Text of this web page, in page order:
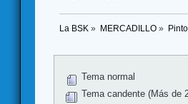
La BSK » MERCADILLO»
Tema normal
Tema candente (Más de